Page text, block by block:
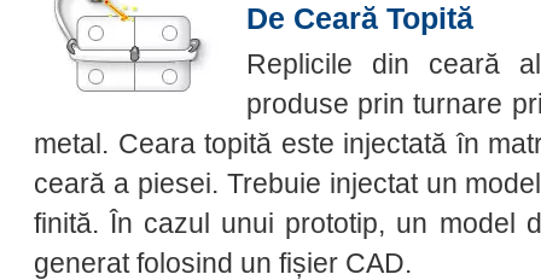
De Ceară Topită
Replicile din ceară
produse prin turnare
metal. Ceara topită este injectată în
ceară a piesei. Trebuie injectat un
finită. În cazul unui prototip, un model
generat folosind un fișier CAD.